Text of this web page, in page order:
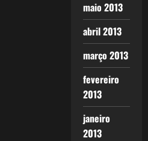
maio 2013
abril 2013
março 2013
fevereiro
2013
janeiro
2013